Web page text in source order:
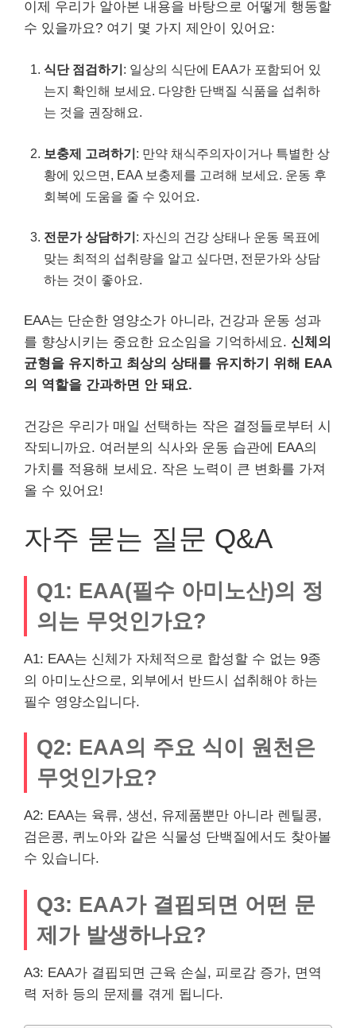
이제 우리가 알아본 내용을 바탕으로 어떻게 행동할
수 있을까요? 여기 몇 가지 제안이 있어요:
식단 점검하기 : 일상의 식단에 EAA가 포함되어 있
는지 확인해 보세요. 다양한 단백질 식품을 섭취하
는 것을 권장해요.
보충제 고려하기: 만약 채식주의자이거나 특별한 상
황에 있으면, EAA 보충제를 고려해 보세요. 운동 후
회복에 도움을 줄 수 있어요.
전문가 상담하기: 자신의 건강 상태나 운동 목표에
맞는 최적의 섭취량을 알고 싶다면, 전문가와 상담
하는 것이 좋아요.
EAA는 단순한 영양소가 아니라, 건강과 운동 성과
를 향상시키는 중요한 요소임을 기억하세요. 신체의
균형을 유지하고 최상의 상태를 유지하기 위해 EAA
의 역할을 간과하면 안 돼요.
건강은 우리가 매일 선택하는 작은 결정들로부터 시
작되니까요. 여러분의 식사와 운동 습관에 EAA의
가치를 적용해 보세요. 작은 노력이 큰 변화를 가져
올 수 있어요!
자주 묻는 질문 Q&A
Q1: EAA(필수 아미노산)의 정
의는 무엇인가요?
A1: EAA는 신체가 자체적으로 합성할 수 없는 9종
의 아미노산으로, 외부에서 반드시 섭취해야 하는
필수 영양소입니다.
Q2: EAA의 주요 식이 원천은
무엇인가요?
A2: EAA는 육류, 생선, 유제품뿐만 아니라 렌틸콩,
검은콩, 퀴노아와 같은 식물성 단백질에서도 찾아볼
수 있습니다.
Q3: EAA가 결핍되면 어떤 문
제가 발생하나요?
A3: EAA가 결핍되면 근육 손실, 피로감 증가, 면역
력 저하 등의 문제를 겪게 됩니다.